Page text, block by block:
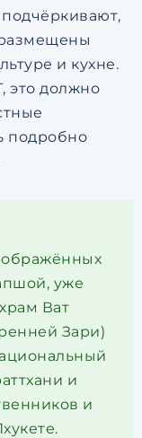
подчёркивают,
размещены
и кухне.
это должно
подробно
уже
Ват
Зари)
и
и